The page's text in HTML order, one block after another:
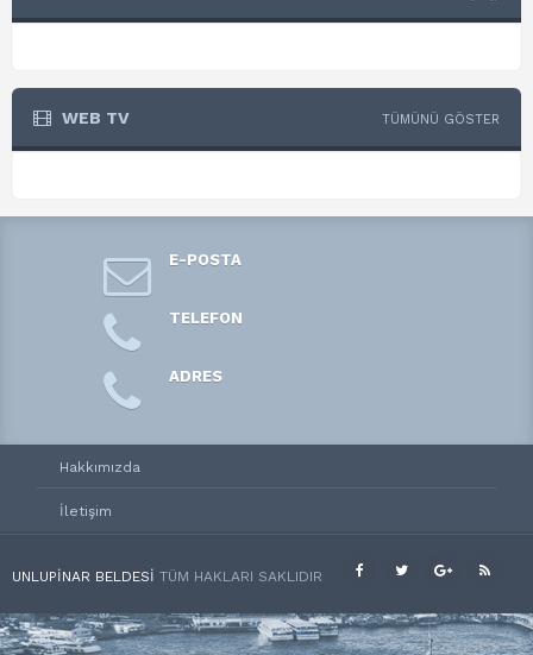
WEB TV TÜMÜNÜ GÖSTER
E-POSTA
TELEFON
ADRES
Hakkımızda
İletişim
UNLUPINAR BELDESI TÜM HAKLARI SAKLIDIR